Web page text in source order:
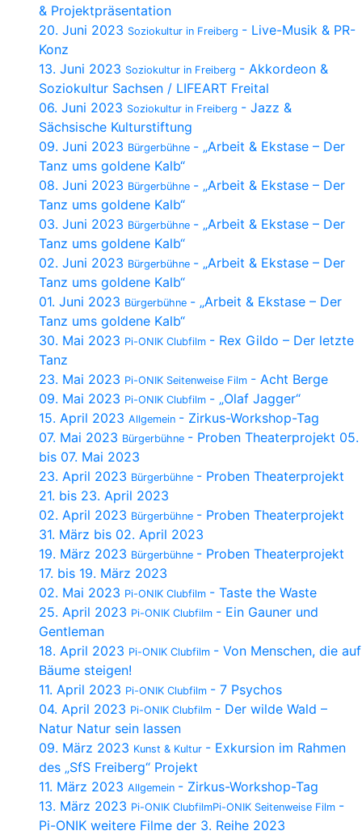
& Projektpräsentation
20. Juni 2023 Soziokultur in Freiberg - Live-Musik & PR-
Konz
13. Juni 2023 Soziokultur in Freiberg - Akkordeon &
Soziokultur Sachsen / LIFEART Freital
06. Juni 2023 Soziokultur in Freiberg - Jazz &
Sächsische Kulturstiftung
09. Juni 2023 Bürgerbühne - „Arbeit & Ekstase – Der
Tanz ums goldene Kalb“
08. Juni 2023 Bürgerbühne - „Arbeit & Ekstase – Der
Tanz ums goldene Kalb“
03. Juni 2023 Bürgerbühne - „Arbeit & Ekstase – Der
Tanz ums goldene Kalb“
02. Juni 2023 Bürgerbühne - „Arbeit & Ekstase – Der
Tanz ums goldene Kalb“
01. Juni 2023 Bürgerbühne - „Arbeit & Ekstase – Der
Tanz ums goldene Kalb“
30. Mai 2023 Pi-ONIK Clubfilm - Rex Gildo – Der letzte
Tanz
23. Mai 2023 Pi-ONIK Seitenweise Film - Acht Berge
09. Mai 2023 Pi-ONIK Clubfilm - „Olaf Jagger“
15. April 2023 Allgemein - Zirkus-Workshop-Tag
07. Mai 2023 Bürgerbühne - Proben Theaterprojekt 05.
bis 07. Mai 2023
23. April 2023 Bürgerbühne - Proben Theaterprojekt
21. bis 23. April 2023
02. April 2023 Bürgerbühne - Proben Theaterprojekt
31. März bis 02. April 2023
19. März 2023 Bürgerbühne - Proben Theaterprojekt
17. bis 19. März 2023
02. Mai 2023 Pi-ONIK Clubfilm - Taste the Waste
25. April 2023 Pi-ONIK Clubfilm - Ein Gauner und
Gentleman
18. April 2023 Pi-ONIK Clubfilm - Von Menschen, die auf
Bäume steigen!
11. April 2023 Pi-ONIK Clubfilm - 7 Psychos
04. April 2023 Pi-ONIK Clubfilm - Der wilde Wald –
Natur Natur sein lassen
09. März 2023 Kunst & Kultur - Exkursion im Rahmen
des „SfS Freiberg“ Projekt
11. März 2023 Allgemein - Zirkus-Workshop-Tag
13. März 2023 Pi-ONIK ClubfilmPi-ONIK Seitenweise Film -
Pi-ONIK weitere Filme der 3. Reihe 2023